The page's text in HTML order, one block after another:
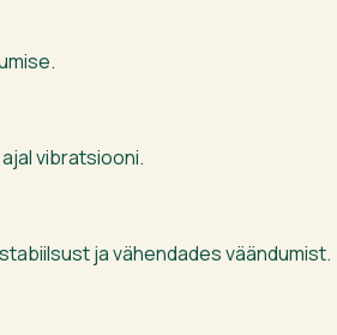
vibratsiooni.
ja vähendades väändumist.